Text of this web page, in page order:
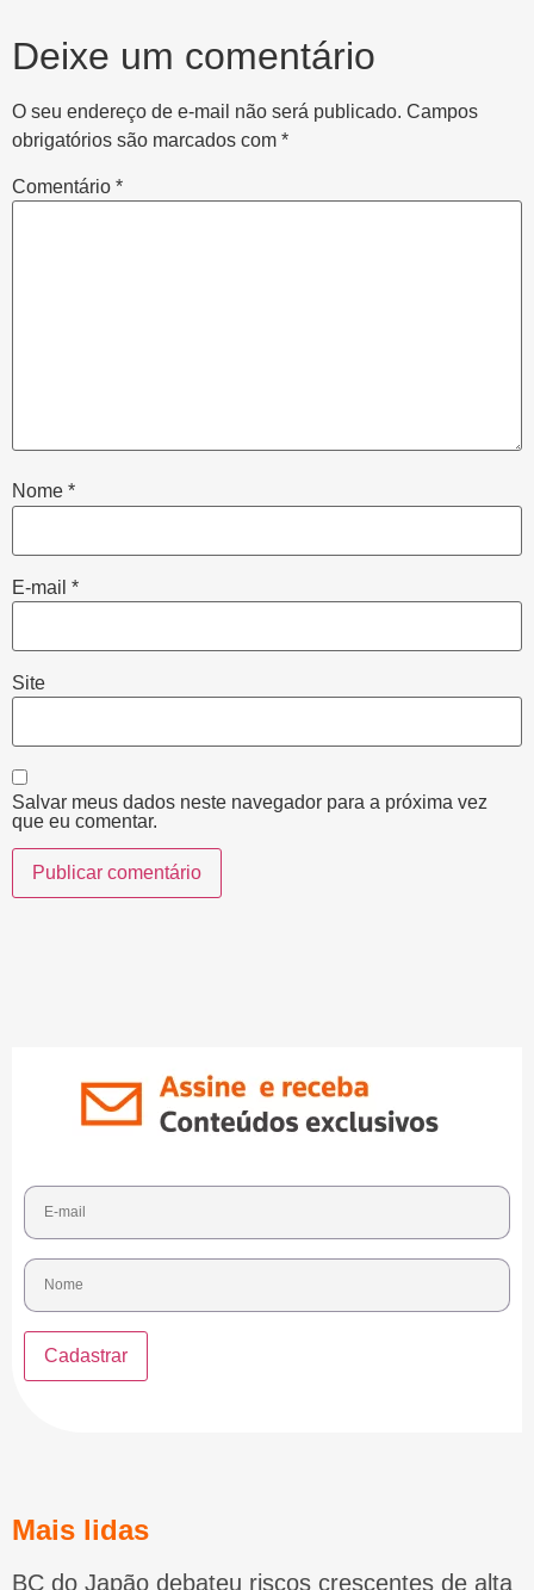
Deixe um comentário
O seu endereço de e-mail não será publicado. Campos
obrigatórios são marcados com *
Comentário *
Nome *
E-mail *
Site
Salvar meus dados neste navegador para a próxima vez
que eu comentar.
Mais lidas
BC do Japão debateu riscos crescentes de alta